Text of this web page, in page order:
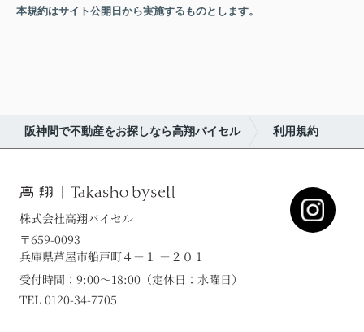
本規約はサイト公開日から実施するものとします。
阪神間で不動産をお探しなら高翔バイセル 利用規約
株式会社高翔バイセル
〒659-0093
兵庫県芦屋市船戸町４－１ －２０１
受付時間：9:00～18:00（定休日：水曜日）
TEL 0120-34-7705